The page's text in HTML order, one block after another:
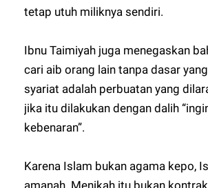
tetap utuh miliknya sendiri.
Ibnu Taimiyah juga menegaskan
cari aib orang lain tanpa dasar
syariat adalah perbuatan yang
jika itu dilakukan dengan dalih
kebenaran”.
Karena Islam bukan agama kepo,
amanah. Menikah itu bukan